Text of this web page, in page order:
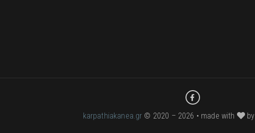
karpathiakanea.gr © 2020 – 2026 • made with by